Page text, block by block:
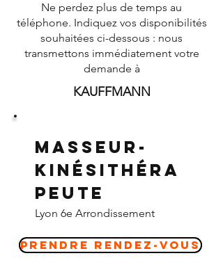
Ne perdez plus de temps au
téléphone. Indiquez vos disponibilités
souhaitées ci-dessous : nous
transmettons immédiatement votre
demande à
KAUFFMANN
Masseur-
Kinésithéra
peute
Lyon 6e Arrondissement
Prendre Rendez-vous